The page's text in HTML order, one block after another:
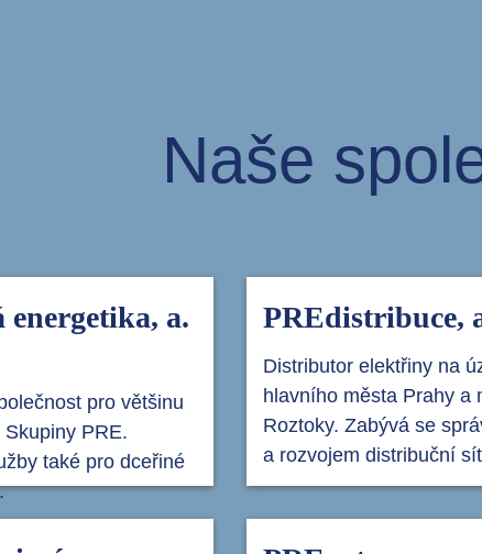
Naše
energetika, a.
pro většinu
PRE.
také pro dceřiné
PREdistribuce,
Distributor elektřiny na
hlavního města Prahy a
Roztoky. Zabývá se
a rozvojem distribuční